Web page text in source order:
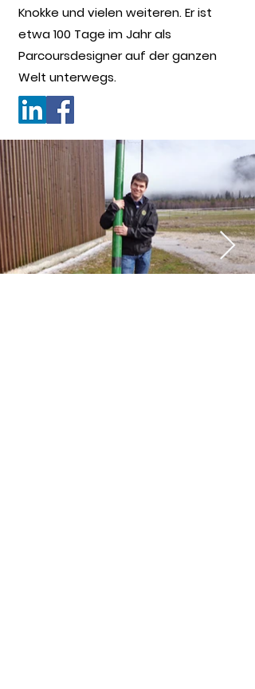
Knokke und vielen weiteren. Er ist
etwa 100 Tage im Jahr als
Parcoursdesigner auf der ganzen
Welt unterwegs.